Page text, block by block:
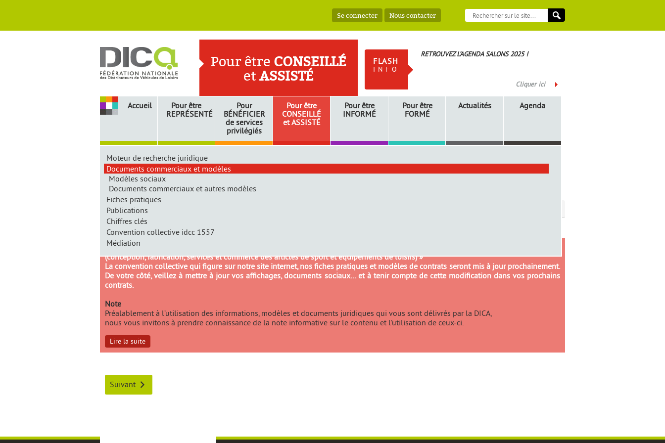
Se connecter Nous contacter
Pour être CONSEILLÉ
etASSISTÉ
FLASH
INFO
RETROUVEZ L’AGENDA SALONS 2025 !
Cliquer ici
Accueil
Pour être
REPRÉSENTÉ
Pour
BÉNÉFICIER
de services
privilégiés
Pour être
CONSEILLÉ
etASSISTÉ
Moteur de recherche juridique
Documents commerciaux et modèles
Modèles sociaux
Documents commerciaux et autres modèles
Fiches pratiques
Publications
Chiffres clés
Convention collective idcc 1557
Médiation
Pour être
INFORMÉ
Pour être
FORMÉ
Actualités Agenda
Informations
pratiques
Accueil »Documents commerciaux et modèles
Attention : notre convention collective s’appelle désormais « Convention collective nationale des entreprises de la filière sports-loisirs
(conception, fabrication, services et commerce des articles de sport et équipements de loisirs) »
La convention collective qui figure sur notre site internet, nos fiches pratiques et modèles de contrats seront mis à jour prochainement.
De votre côté, veillez à mettre à jour vos affichages, documents sociaux… et à tenir compte de cette modification dans vos prochains
contrats.
Note
Préalablement à l’utilisation des informations, modèles et documents juridiques qui vous sont délivrés par la DICA,
nous vous invitons à prendre connaissance de la note informative sur le contenu et l’utilisation de ceux-ci.
Lire la suite
Suivant